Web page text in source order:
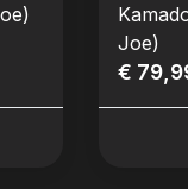
Joe)
€